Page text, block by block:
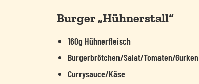
Burger „Hühnerstall“
160g Hühnerfleisch
Burgerbrötchen/Salat/Tomaten/Gurken
Currysauce/Käse